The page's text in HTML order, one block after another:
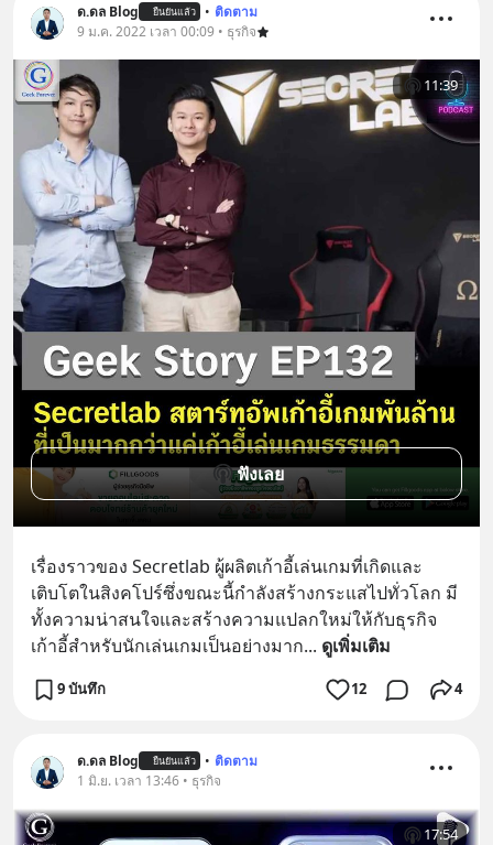
ด.ดล Blog ยืนยันแล้ว • ติดตาม
9 ม.ค. 2022 เวลา 00:09 • ธุรกิจ
11:39
ฟังเลย
เรื่องราวของ Secretlab ผู้ผลิตเก้าอี้เล่นเกมที่เกิดและ
เติบโตในสิงคโปร์ซึ่งขณะนี้กำลังสร้างกระแสไปทั่วโลก มี
ทั้งความน่าสนใจและสร้างความแปลกใหม่ให้กับธุรกิจ
เก้าอี้สำหรับนักเล่นเกมเป็นอย่างมาก... ดูเพิ่มเติม
9 บันทึก 12 4
ด.ดล Blog ยืนยันแล้ว • ติดตาม
1 มิ.ย. เวลา 13:46 • ธุรกิจ
17:54